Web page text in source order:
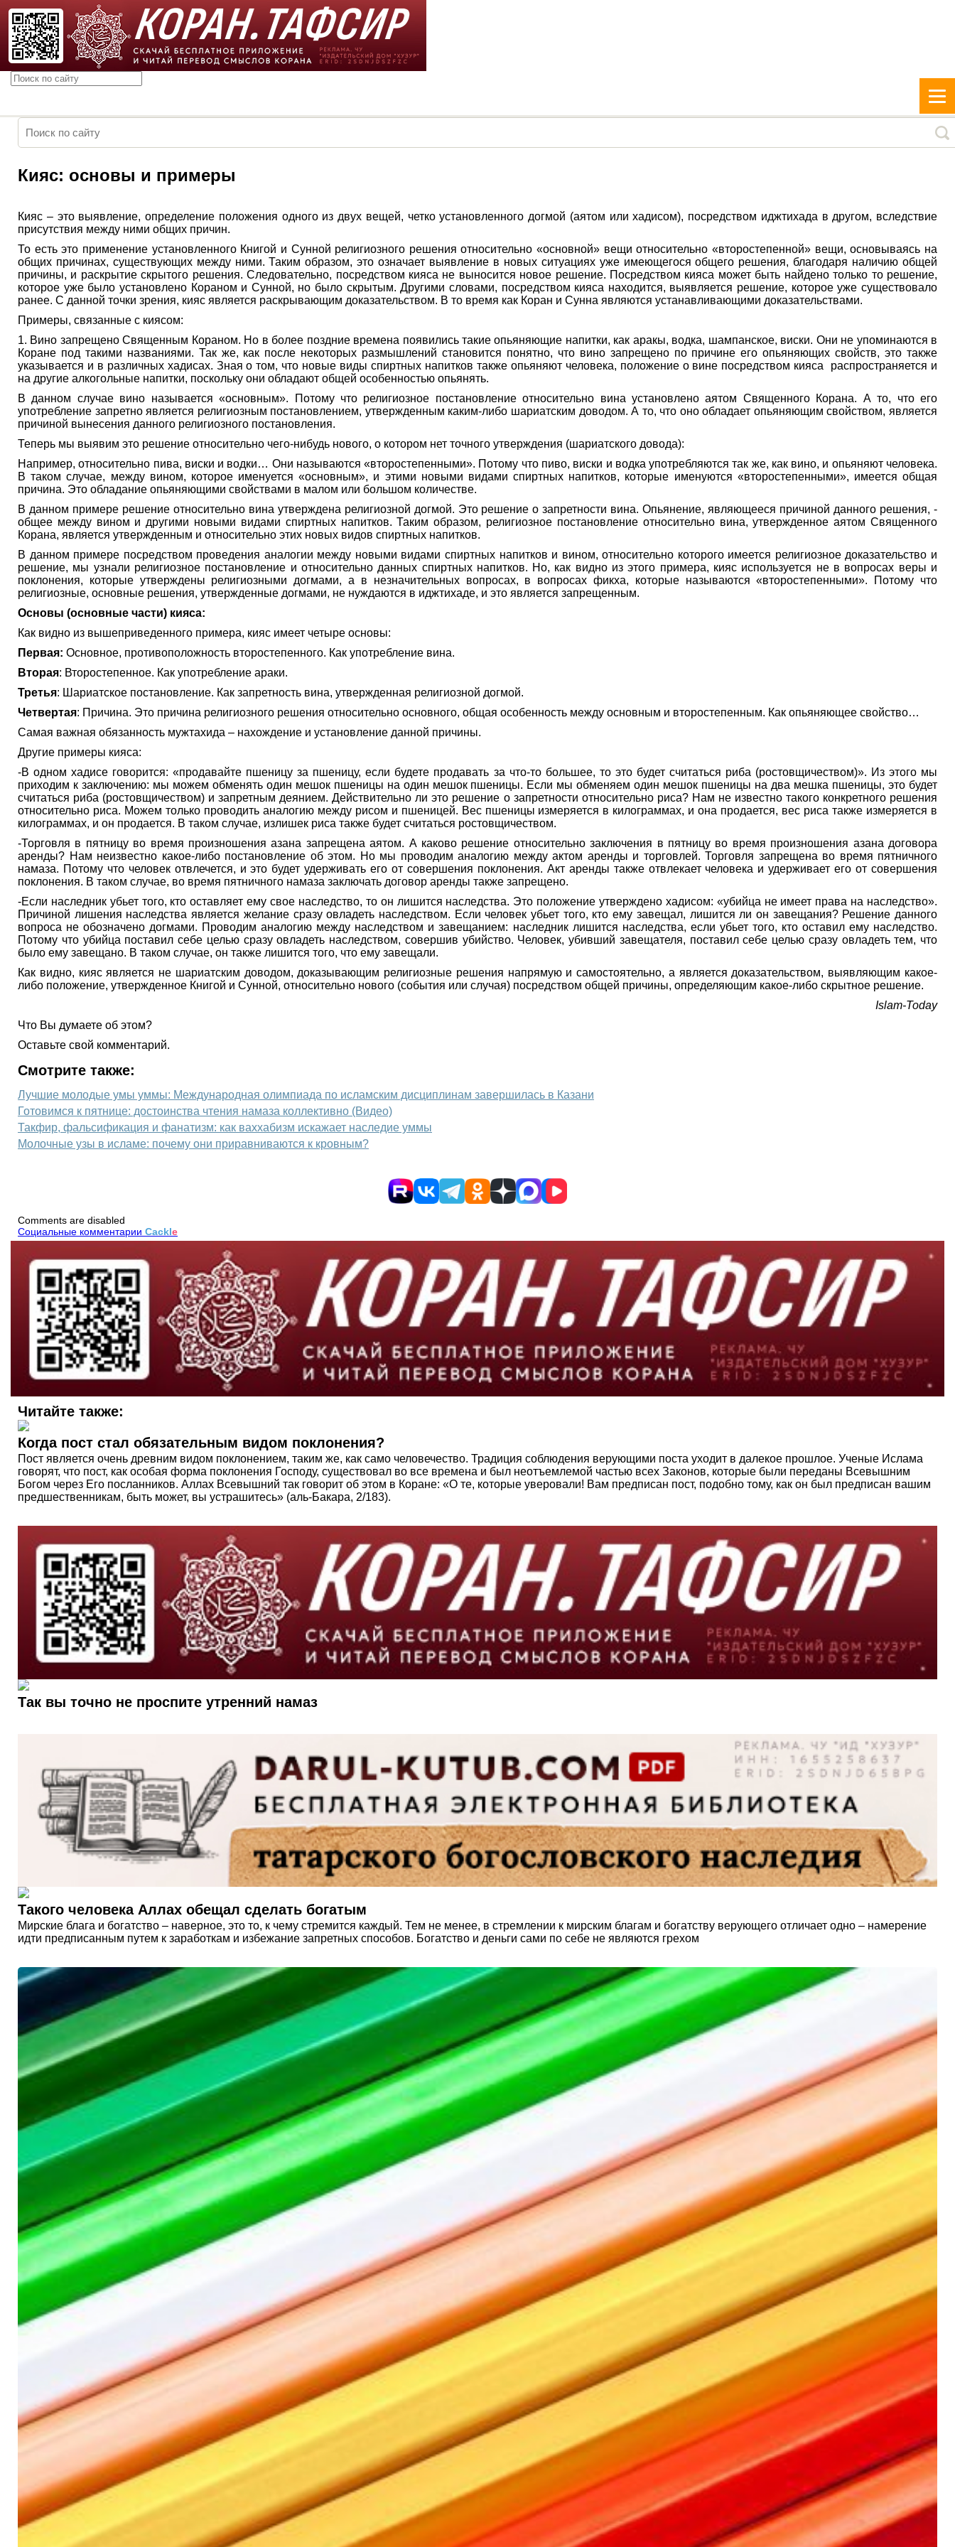
Кияс: основы и примеры
Кияс – это выявление, определение положения одного из двух вещей, четко установленного догмой (аятом или хадисом), посредством иджтихада в другом, вследствие
присутствия между ними общих причин.
То есть это применение установленного Книгой и Сунной религиозного решения относительно «основной» вещи относительно «второстепенной» вещи, основываясь на
общих причинах, существующих между ними. Таким образом, это означает выявление в новых ситуациях уже имеющегося общего решения, благодаря наличию общей
причины, и раскрытие скрытого решения. Следовательно, посредством кияса не выносится новое решение. Посредством кияса может быть найдено только то решение,
которое уже было установлено Кораном и Сунной, но было скрытым. Другими словами, посредством кияса находится, выявляется решение, которое уже существовало
ранее. С данной точки зрения, кияс является раскрывающим доказательством. В то время как Коран и Сунна являются устанавливающими доказательствами.
Примеры, связанные с киясом:
1. Вино запрещено Священным Кораном. Но в более поздние времена появились такие опьяняющие напитки, как аракы, водка, шампанское, виски. Они не упоминаются в
Коране под такими названиями. Так же, как после некоторых размышлений становится понятно, что вино запрещено по причине его опьяняющих свойств, это также
указывается и в различных хадисах. Зная о том, что новые виды спиртных напитков также опьяняют человека, положение о вине посредством кияса распространяется и
на другие алкогольные напитки, поскольку они обладают общей особенностью опьянять.
В данном случае вино называется «основным». Потому что религиозное постановление относительно вина установлено аятом Священного Корана. А то, что его
употребление запретно является религиозным постановлением, утвержденным каким-либо шариатским доводом. А то, что оно обладает опьяняющим свойством, является
причиной вынесения данного религиозного постановления.
Теперь мы выявим это решение относительно чего-нибудь нового, о котором нет точного утверждения (шариатского довода):
Например, относительно пива, виски и водки… Они называются «второстепенными». Потому что пиво, виски и водка употребляются так же, как вино, и опьяняют человека.
В таком случае, между вином, которое именуется «основным», и этими новыми видами спиртных напитков, которые именуются «второстепенными», имеется общая
причина. Это обладание опьяняющими свойствами в малом или большом количестве.
В данном примере решение относительно вина утверждена религиозной догмой. Это решение о запретности вина. Опьянение, являющееся причиной данного решения, -
общее между вином и другими новыми видами спиртных напитков. Таким образом, религиозное постановление относительно вина, утвержденное аятом Священного
Корана, является утвержденным и относительно этих новых видов спиртных напитков.
В данном примере посредством проведения аналогии между новыми видами спиртных напитков и вином, относительно которого имеется религиозное доказательство и
решение, мы узнали религиозное постановление и относительно данных спиртных напитков. Но, как видно из этого примера, кияс используется не в вопросах веры и
поклонения, которые утверждены религиозными догмами, а в незначительных вопросах, в вопросах фикха, которые называются «второстепенными». Потому что
религиозные, основные решения, утвержденные догмами, не нуждаются в иджтихаде, и это является запрещенным.
Основы (основные части) кияса:
Как видно из вышеприведенного примера, кияс имеет четыре основы:
Первая: Основное, противоположность второстепенного. Как употребление вина.
Вторая: Второстепенное. Как употребление араки.
Третья: Шариатское постановление. Как запретность вина, утвержденная религиозной догмой.
Четвертая: Причина. Это причина религиозного решения относительно основного, общая особенность между основным и второстепенным. Как опьяняющее свойство…
Самая важная обязанность мужтахида – нахождение и установление данной причины.
Другие примеры кияса:
-В одном хадисе говорится: «продавайте пшеницу за пшеницу, если будете продавать за что-то большее, то это будет считаться риба (ростовщичеством)». Из этого мы
приходим к заключению: мы можем обменять один мешок пшеницы на один мешок пшеницы. Если мы обменяем один мешок пшеницы на два мешка пшеницы, это будет
считаться риба (ростовщичеством) и запретным деянием. Действительно ли это решение о запретности относительно риса? Нам не известно такого конкретного решения
относительно риса. Можем только проводить аналогию между рисом и пшеницей. Вес пшеницы измеряется в килограммах, и она продается, вес риса также измеряется в
килограммах, и он продается. В таком случае, излишек риса также будет считаться ростовщичеством.
-Торговля в пятницу во время произношения азана запрещена аятом. А каково решение относительно заключения в пятницу во время произношения азана договора
аренды? Нам неизвестно какое-либо постановление об этом. Но мы проводим аналогию между актом аренды и торговлей. Торговля запрещена во время пятничного
намаза. Потому что человек отвлечется, и это будет удерживать его от совершения поклонения. Акт аренды также отвлекает человека и удерживает его от совершения
поклонения. В таком случае, во время пятничного намаза заключать договор аренды также запрещено.
-Если наследник убьет того, кто оставляет ему свое наследство, то он лишится наследства. Это положение утверждено хадисом: «убийца не имеет права на наследство».
Причиной лишения наследства является желание сразу овладеть наследством. Если человек убьет того, кто ему завещал, лишится ли он завещания? Решение данного
вопроса не обозначено догмами. Проводим аналогию между наследством и завещанием: наследник лишится наследства, если убьет того, кто оставил ему наследство.
Потому что убийца поставил себе целью сразу овладеть наследством, совершив убийство. Человек, убивший завещателя, поставил себе целью сразу овладеть тем, что
было ему завещано. В таком случае, он также лишится того, что ему завещали.
Как видно, кияс является не шариатским доводом, доказывающим религиозные решения напрямую и самостоятельно, а является доказательством, выявляющим какое-
либо положение, утвержденное Книгой и Сунной, относительно нового (события или случая) посредством общей причины, определяющим какое-либо скрытное решение.
Islam-Today
Что Вы думаете об этом?
Оставьте свой комментарий.
Смотрите также:
Лучшие молодые умы уммы: Международная олимпиада по исламским дисциплинам завершилась в Казани
Готовимся к пятнице: достоинства чтения намаза коллективно (Видео)
Такфир, фальсификация и фанатизм: как ваххабизм искажает наследие уммы
Молочные узы в исламе: почему они приравниваются к кровным?
Comments are disabled
Социальные комментарии Cackle
Читайте также:
Когда пост стал обязательным видом поклонения?
Пост является очень древним видом поклонением, таким же, как само человечество. Традиция соблюдения верующими поста уходит в далекое прошлое. Ученые Ислама
говорят, что пост, как особая форма поклонения Господу, существовал во все времена и был неотъемлемой частью всех Законов, которые были пере­даны Всевышним
Богом через Его посланников. Аллах Всевышний так говорит об этом в Коране: «О те, которые уверовали! Вам предписан пост, подобно тому, как он был предписан вашим
предшественникам, быть может, вы устрашитесь» (аль-Бакара, 2/183).
Так вы точно не проспите утренний намаз
Такого человека Аллах обещал сделать богатым
Мирские блага и богатство – наверное, это то, к чему стремится каждый. Тем не менее, в стремлении к мирским благам и богатству верующего отличает одно – намерение
идти предписанным путем к заработкам и избежание запретных способов. Богатство и деньги сами по себе не являются грехом